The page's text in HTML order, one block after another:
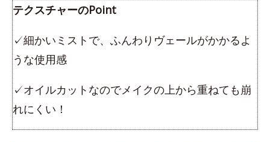
テクスチャーのPoint
✓細かいミストで、ふんわりヴェールがかかるよ
うな使用感
✓オイルカットなのでメイクの上から重ねても崩
れにくい！